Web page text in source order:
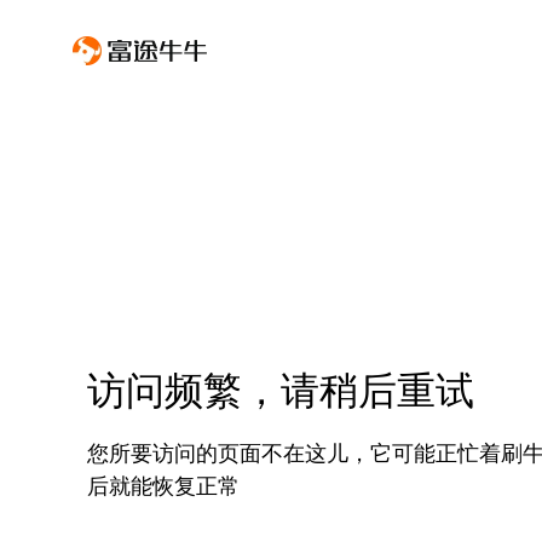
访问频繁，请稍后重试
您所要访问的页面不在这儿，它可能正忙着刷
后就能恢复正常